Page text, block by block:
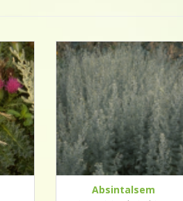
Absintalsem